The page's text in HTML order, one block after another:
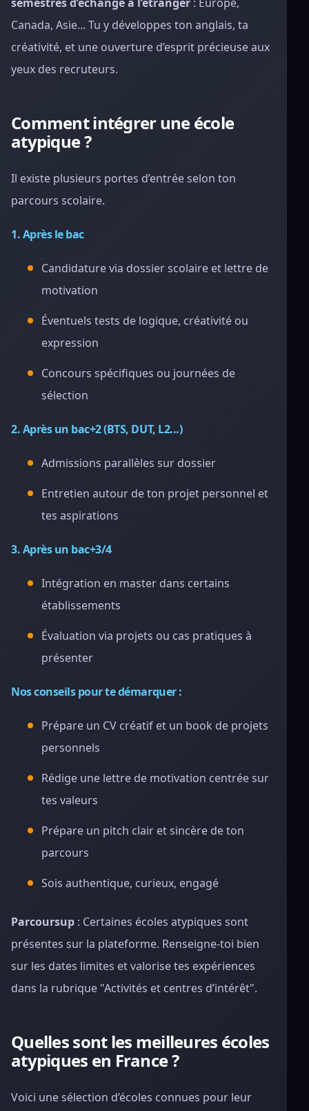
Canada, Asie... Tu y développes ton anglais, ta
créativité, et une ouverture d’esprit précieuse aux
yeux des recruteurs.
Comment intégrer une école
atypique ?
Il existe plusieurs portes d’entrée selon ton
parcours scolaire.
1. Après le bac
Candidature via dossier scolaire et lettre de
motivation
Éventuels tests de logique, créativité ou
expression
Concours spécifiques ou journées de
sélection
2. Après un bac+2 (BTS, DUT, L2...)
Admissions parallèles sur dossier
Entretien autour de ton projet personnel et
tes aspirations
3. Après un bac+3/4
Intégration en master dans certains
établissements
Évaluation via projets ou cas pratiques à
présenter
Nos conseils pour te démarquer :
Prépare un CV créatif et un book de projets
personnels
Rédige une lettre de motivation centrée sur
tes valeurs
Prépare un pitch clair et sincère de ton
parcours
Sois authentique, curieux, engagé
Parcoursup : Certaines écoles atypiques sont
présentes sur la plateforme. Renseigne-toi bien
sur les dates limites et valorise tes expériences
dans la rubrique "Activités et centres d’intérêt".
Quelles sont les meilleures écoles
atypiques en France ?
Voici une sélection d’écoles connues pour leur